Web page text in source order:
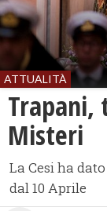
ATTUALITÀ
Trapani,
Misteri
La Cesi ha
dal 10 Aprile